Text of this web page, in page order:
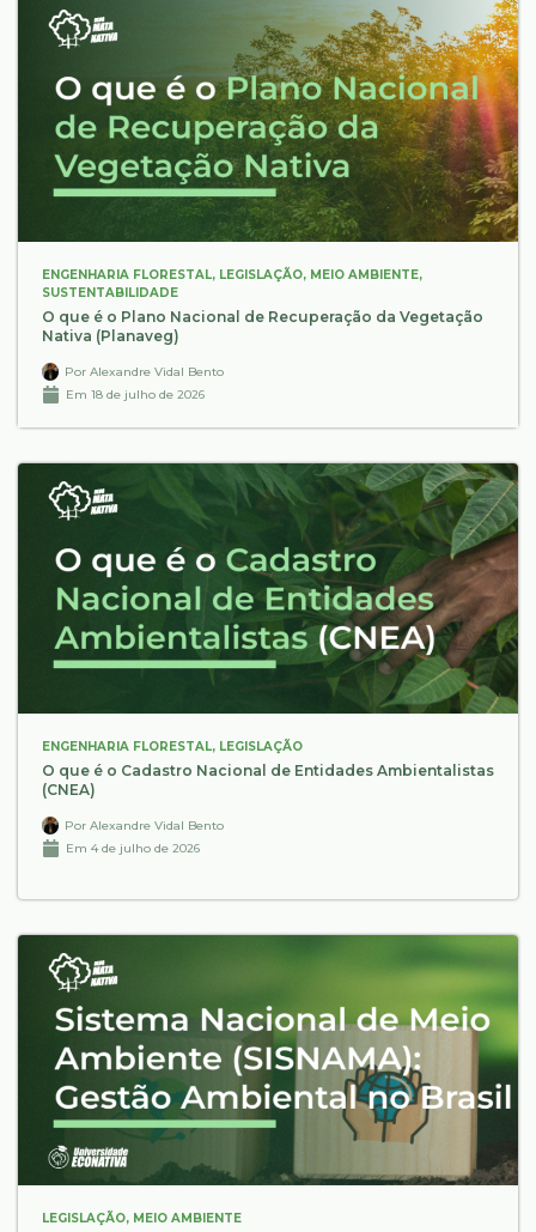
ENGENHARIA FLORESTAL, LEGISLAÇÃO, MEIO AMBIENTE,
SUSTENTABILIDADE
O que é o Plano Nacional de Recuperação da Vegetação
Nativa (Planaveg)
Por Alexandre Vidal Bento
Em 18 de julho de 2026
ENGENHARIA FLORESTAL, LEGISLAÇÃO
O que é o Cadastro Nacional de Entidades Ambientalistas
(CNEA)
Por Alexandre Vidal Bento
Em 4 de julho de 2026
LEGISLAÇÃO, MEIO AMBIENTE